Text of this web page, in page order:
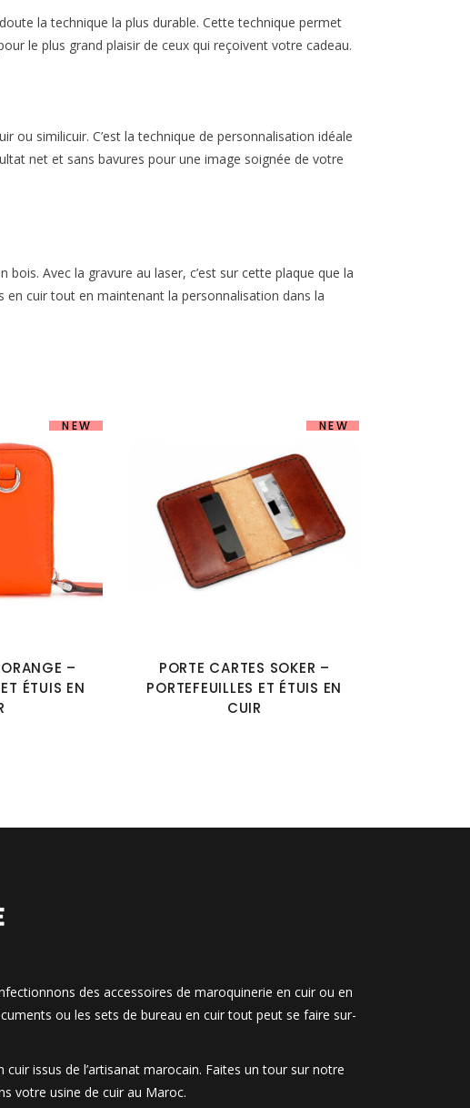
la technique la plus durable. Cette technique permet
le plus grand plaisir de ceux qui reçoivent votre cadeau.
ou similicuir. C’est la technique de personnalisation idéale
net et sans bavures pour une image soignée de votre
Avec la gravure au laser, c’est sur cette plaque que la
cuir tout en maintenant la personnalisation dans la
NEW
–
ÉTUIS EN
NEW
PORTE CARTES SOKER –
PORTEFEUILLES ET ÉTUIS EN
CUIR
des accessoires de maroquinerie en cuir ou en
ou les sets de bureau en cuir tout peut se faire sur-
issus de l’artisanat marocain. Faites un tour sur notre
votre usine de cuir au Maroc.